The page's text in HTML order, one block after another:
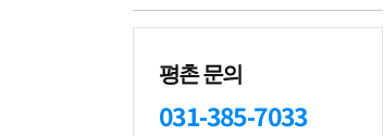
평촌 문의
031-385-7033